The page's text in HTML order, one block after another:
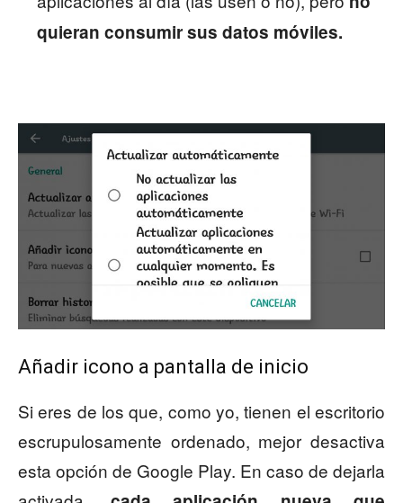
quieran consumir sus datos móviles.
Añadir icono a pantalla de inicio
Si eres de los que, como yo, tienen el escritorio
escrupulosamente ordenado, mejor desactiva
esta opción de Google Play. En caso de dejarla